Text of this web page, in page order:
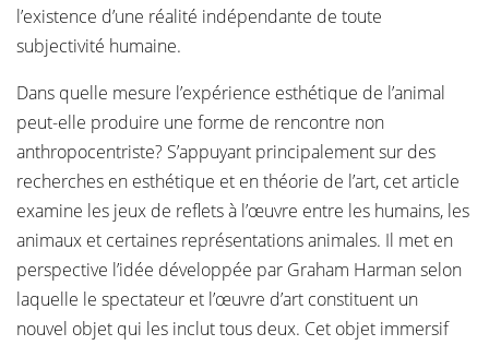
l’existence d’une réalité indépendante de toute
subjectivité humaine.
Dans quelle mesure l’expérience esthétique de l’animal
peut-elle produire une forme de rencontre non
anthropocentriste? S’appuyant principalement sur des
recherches en esthétique et en théorie de l’art, cet article
examine les jeux de reflets à l’œuvre entre les humains, les
animaux et certaines représentations animales. Il met en
perspective l’idée développée par Graham Harman selon
laquelle le spectateur et l’œuvre d’art constituent un
nouvel objet qui les inclut tous deux. Cet objet immersif